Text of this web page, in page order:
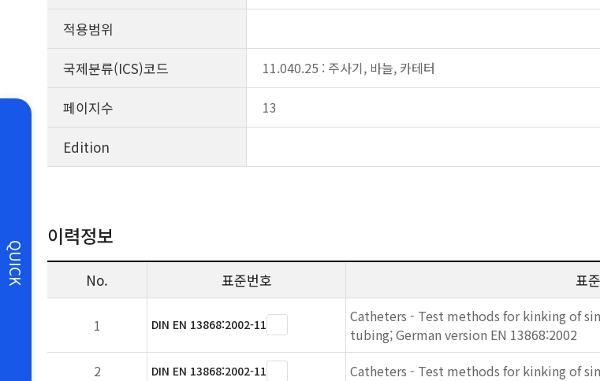
QUICK
적용범위
국제분류(ICS)코드
11.040.25 : 주사기, 바늘, 카테터
페이지수 13
Edition
이력정보
No. 표준번호 표
1 DIN EN 13868:2002-11
Catheters - Test methods for kinking of
tubing; German version EN 13868:2002
2 DIN EN 13868:2002-11 Catheters - Test methods for kinking of